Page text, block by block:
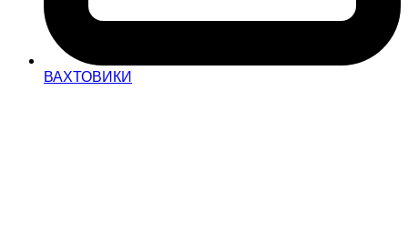
ВАХТОВИКИ